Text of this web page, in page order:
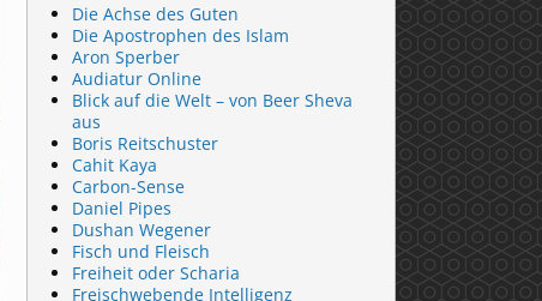
Die Achse des Guten
Die Apostrophen des Islam
Aron Sperber
Audiatur Online
Blick auf die Welt – von Beer Sheva
aus
Boris Reitschuster
Cahit Kaya
Carbon-Sense
Daniel Pipes
Dushan Wegener
Fisch und Fleisch
Freiheit oder Scharia
Freischwebende Intelligenz